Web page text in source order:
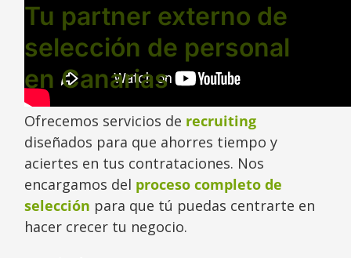
Tu partner externo de
selección de personal
en Canarias
Ofrecemos servicios de recruiting
diseñados para que ahorres tiempo y
aciertes en tus contrataciones. Nos
encargamos del proceso completo de
selección para que tú puedas centrarte en
hacer crecer tu negocio.